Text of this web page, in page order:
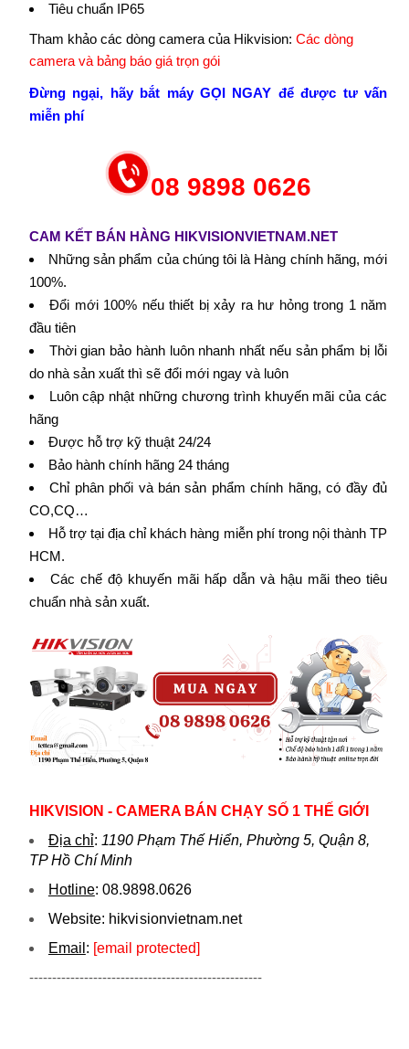
Tiêu chuẩn IP65
Tham khảo các dòng camera của Hikvision: Các dòng
camera và bảng báo giá trọn gói
Đừng ngại, hãy bắt máy GỌI NGAY để được tư vấn
miễn phí
08 9898 0626
CAM KẾT BÁN HÀNG HIKVISIONVIETNAM.NET
Những sản phẩm của chúng tôi là Hàng chính hãng, mới
100%.
Đổi mới 100% nếu thiết bị xảy ra hư hỏng trong 1 năm
đầu tiên
Thời gian bảo hành luôn nhanh nhất nếu sản phẩm bị lỗi
do nhà sản xuất thì sẽ đổi mới ngay và luôn
Luôn cập nhật những chương trình khuyến mãi của các
hãng
Được hỗ trợ kỹ thuật 24/24
Bảo hành chính hãng 24 tháng
Chỉ phân phối và bán sản phẩm chính hãng, có đầy đủ
CO,CQ…
Hỗ trợ tại địa chỉ khách hàng miễn phí trong nội thành TP
HCM.
Các chế độ khuyến mãi hấp dẫn và hậu mãi theo tiêu
chuẩn nhà sản xuất.
HIKVISION - CAMERA BÁN CHẠY SỐ 1 THẾ GIỚI
Địa chỉ: 1190 Phạm Thế Hiển, Phường 5, Quận 8,
TP Hồ Chí Minh
Hotline: 08.9898.0626
Website: hikvi sionvietnam.net
Email : [email protected]
---------------------------------------------------